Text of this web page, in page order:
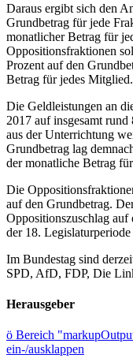
Daraus ergibt sich den
Grundbetrag für jede
monatlicher Betrag für
Oppositionsfraktionen
Prozent auf den
Betrag für jedes Mitglied.
Die Geldleistungen an
2017 auf insgesamt
aus der Unterrichtung
Grundbetrag lag
der monatliche Betrag
Die
auf den Grundbetrag.
Oppositionszuschlag
der 18.
Im Bundestag sind
SPD, AfD, FDP, Die
Herausgeber
ö Bereich
ein-/ausklappen